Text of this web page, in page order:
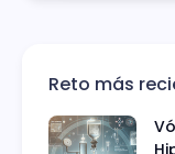
Reto más